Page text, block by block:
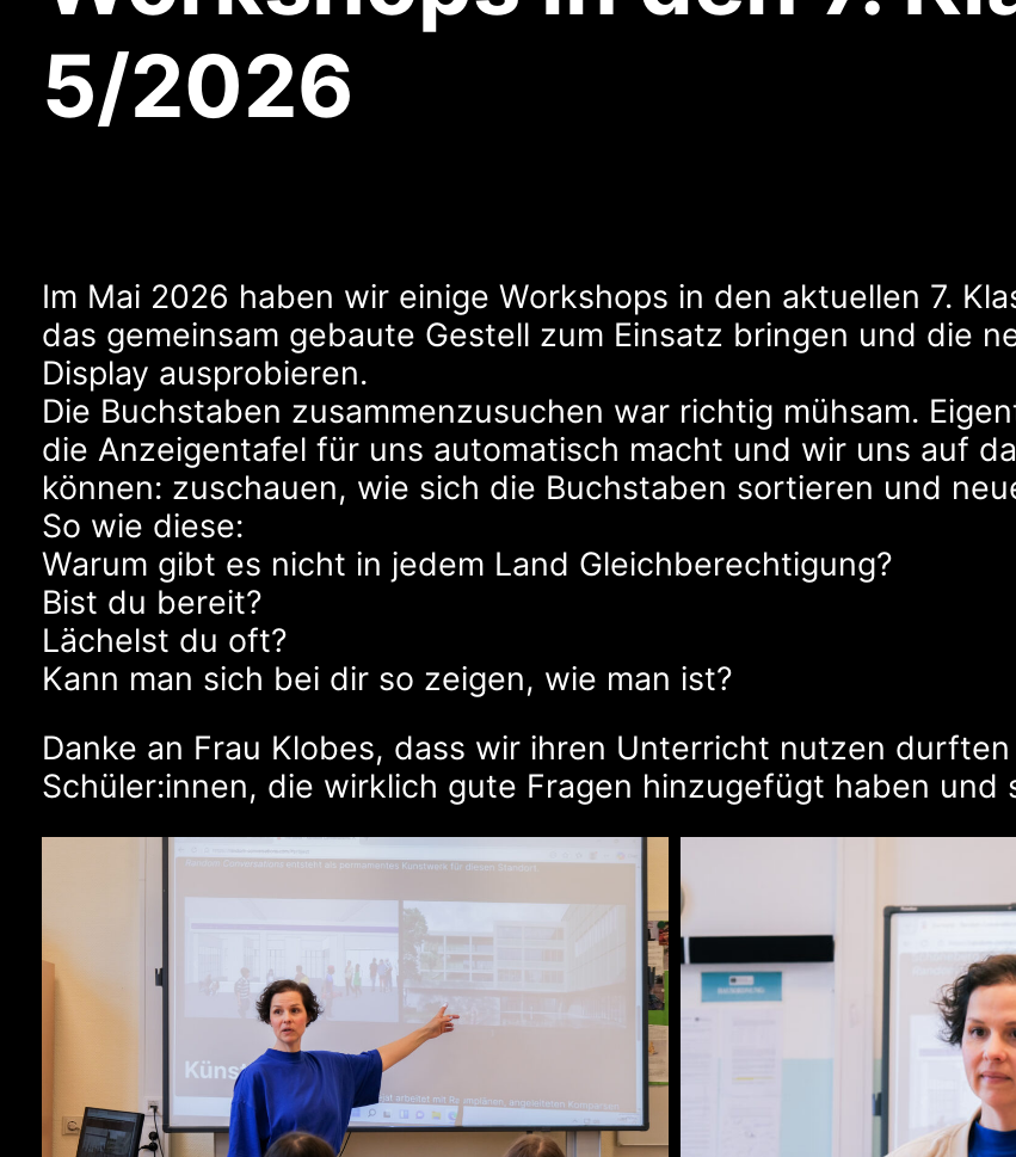
5/2026
Im Mai 2026 haben wir einige Workshops in den aktuellen 7.
das gemeinsam gebaute Gestell zum Einsatz bringen und die
Display ausprobieren.
Die Buchstaben zusammenzusuchen war richtig mühsam.
die Anzeigentafel für uns automatisch macht und wir uns auf
können: zuschauen, wie sich die Buchstaben sortieren und
So wie diese:
Warum gibt es nicht in jedem Land Gleichberechtigung?
Bist du bereit?
Lächelst du oft?
Kann man sich bei dir so zeigen, wie man ist?
Danke an Frau Klobes, dass wir ihren Unterricht nutzen
Schüler:innen, die wirklich gute Fragen hinzugefügt haben und